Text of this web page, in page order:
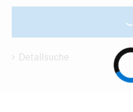
Detailsuche